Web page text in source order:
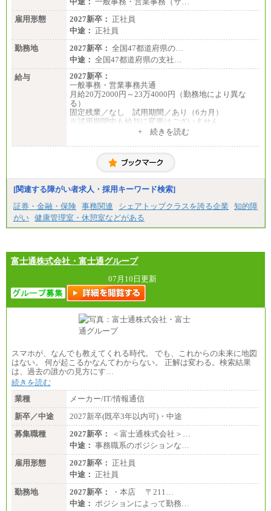
■(株)JTBビジネストランスフォーム
有期契約職 月給185,000～195,000円
※詳細はJTBキャリアサイトよりご確認ください。
■(株)JTBパブリッシング ※2027年新卒募集終了
総合職 月給241,000円
中途：
①月給227,000円以上
②月給212,000円以上
③月給172,500円以上
④月給23万円～37万円
⑤月給20万円～25万円
⑥月給33万円～48万円
⑦月給271,000円以上
⑧～⑮月給200,000円〜月給400,000円
⑯月給185,000円以上
⑱月給212,000円以上
以上
⑳月給205,000円以上
㉑月給185,000 円以上
㉒月給185,000 円以上
㉓月給224,500円以上
※全コース共通※ 能力・経験・勤務地などにより
雇用形態
2027新卒： 正社員
中途： 正社員
勤務地
2027新卒： 全国47都道府県の…
中途： 全国47都道府県の支社…
給与
2027新卒：
一般事務・営業事務共通
月給20万2000円～23万4000円（勤務地により異な
る）
固定残業／なし 試用期間／あり（6カ月）
※試用期間中も給与に変更はございません
月給20万2000円～23万4000円（勤務地により異な
固定残業／なし 試用期間／あり（6か月）
+ 続きを読む
[関連する障がい者求人・採用キーワード検索]
証券・金融・保険 事務関連 シェアトップクラスを誇る企業
知的障
がい 健康管理室・休憩室などがある
富士通株式会社・富士通グループ
07月10日更新
スマホが、なんでも教えてくれる時代。 でも、これからの未来に地図
はない。 何が起こるかなんてわからない。 正解は変わる。検索結果
は、過去の誰かの見方にす…
続きを読む
業種
メーカー/IT/情報通信
新卒／中途
2027新卒(既卒3年以内可)・中途
募集職種
2027新卒：
＜富士通株式会社＞…
中途： 事務職系のポジションな…
雇用形態
2027新卒： 正社員
中途： 正社員
勤務地
2027新卒：
・本店 〒211…
中途： ポジションによって勤務…